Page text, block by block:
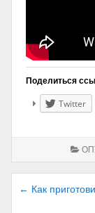
Поделиться
Twitter
← Как